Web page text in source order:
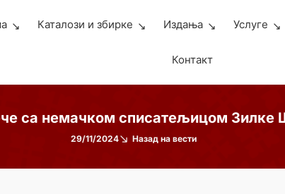
Каталози и збирке Издања Услуге
Контакт
са немачком списатељицом Зилке
29/11/2024 Назад на вести